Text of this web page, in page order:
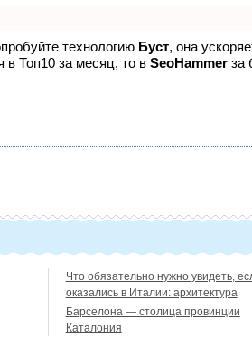
технологию Буст, она
в Топ10 за месяц, то в SeoHammer за
Что обязательно нужно увидеть,
оказались в Италии: архитектура
Барселона — столица провинции
Каталония